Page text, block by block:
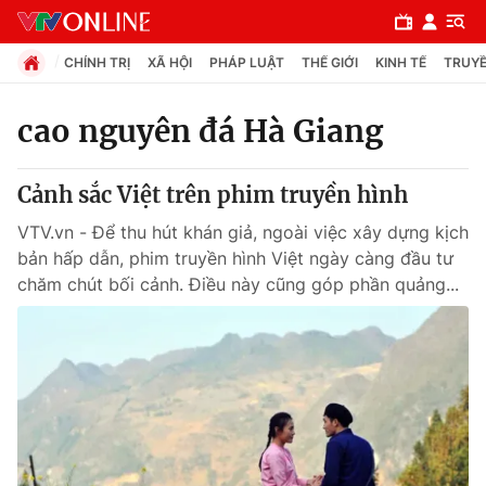
Chuyên mục
Xã hội
Y tế
Thế giới
CHÍNH TRỊ XÃ HỘI PHÁP LUẬT THẾ GIỚI KINH TẾ
cao nguyên đá Hà Giang
Cảnh sắc Việt trên phim truyền hình
VTV.vn - Để thu hút khán giả, ngoài việc xây dựng kịch
bản hấp dẫn, phim truyền hình Việt ngày càng đầu tư
chăm chút bối cảnh. Điều này cũng góp phần quảng...